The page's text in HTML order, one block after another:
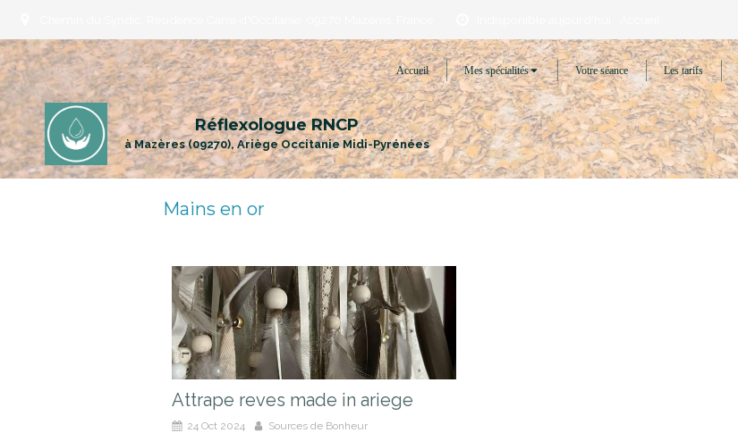
Accueil Mes spécialités Votre séance Les tarifs
Réflexologue RNCP
à Mazères (09270), Ariège Occitanie Midi-Pyrénées
Mains en or
Attrape reves made in ariege
24 Oct 2024 Sources de Bonheur